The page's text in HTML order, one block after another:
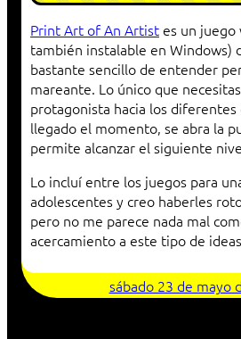
Print Art of An Artist es un juego
también instalable en Windows)
bastante sencillo de entender
mareante. Lo único que
protagonista hacia los diferentes
llegado el momento, se abra la
permite alcanzar el siguiente
Lo incluí entre los juegos para
adolescentes y creo haberles
pero no me parece nada mal
acercamiento a este tipo de
sábado 23 de mayo